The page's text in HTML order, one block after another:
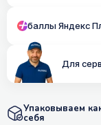
баллы Яндекс
Для
Упаковываем
себя